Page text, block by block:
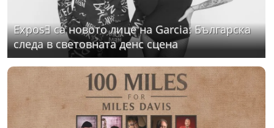
ExposƎ са новото лице на Garcia: Българска
следа в световната денс сцена